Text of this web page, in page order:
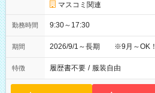
マスコミ関連
勤務時間 9:30～17:30
期間 2026/9/1～長期 ※9月～OK！
特徴 履歴書不要 / 服装自由